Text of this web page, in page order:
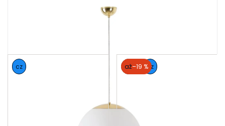
cz akce cz
až–19 %